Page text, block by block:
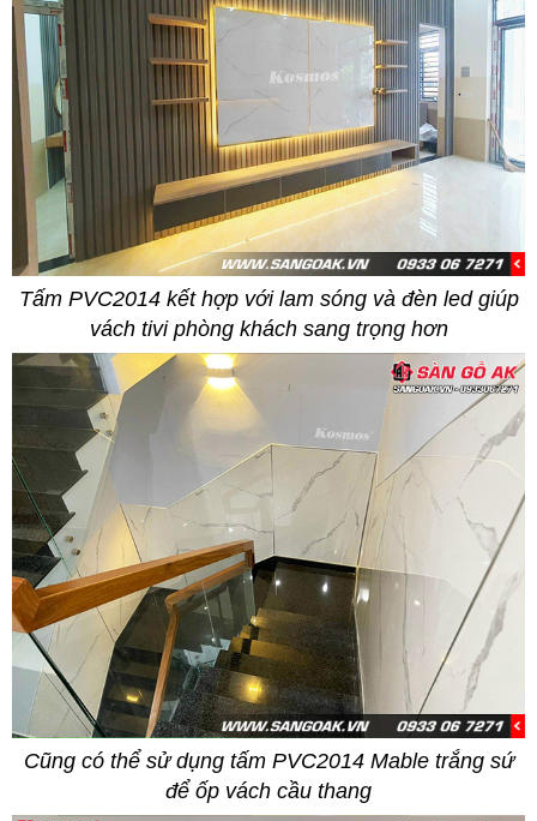
Tấm PVC2014 kết hợp với lam sóng và đèn led giúp
vách tivi phòng khách sang trọng hơn
Cũng có thể sử dụng tấm PVC2014 Mable trắng sứ
để ốp vách cầu thang